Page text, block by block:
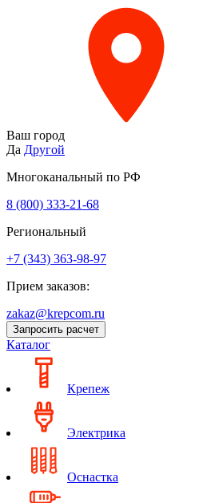
Ваш город
Да Другой
Многоканальный по РФ
8 (800) 333‑21-68
Региональный
+7 (343) 363-98-97
Прием заказов:
zakaz@krepcom.ru
Запросить расчет
Каталог
Крепеж
Электрика
Оснастка